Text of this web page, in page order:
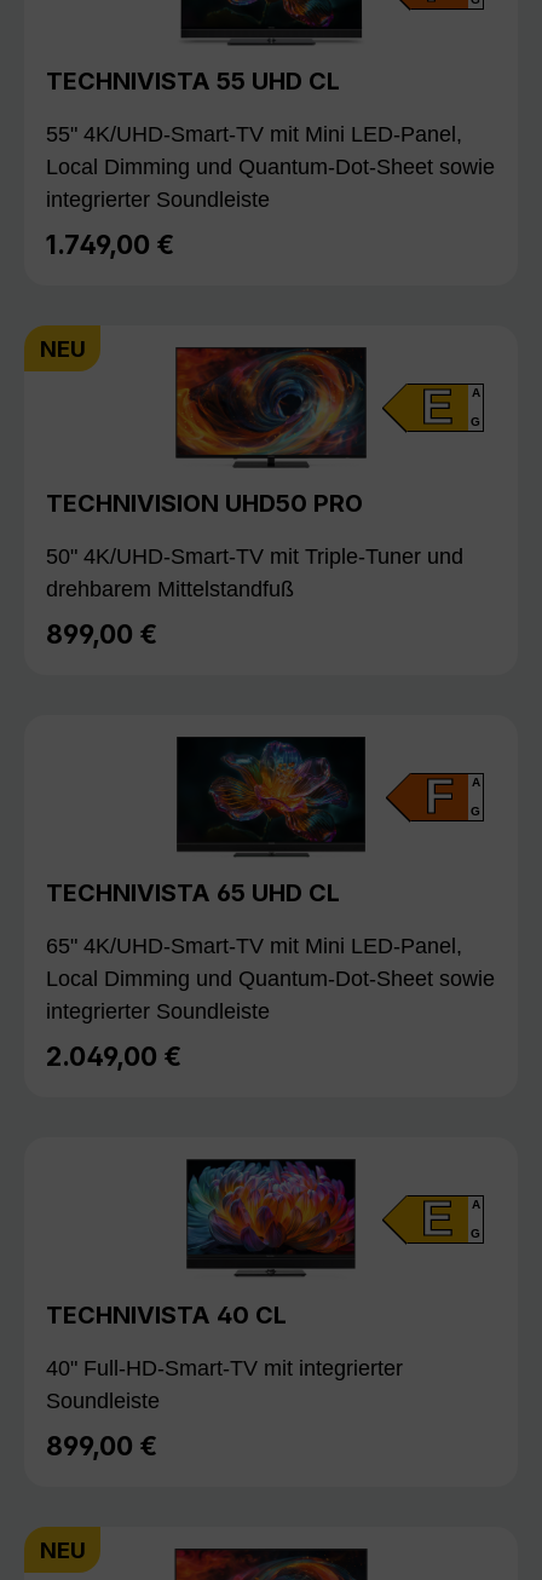
TECHNIVISTA 55 UHD CL
55" 4K/UHD-Smart-TV mit Mini LED-Panel,
Local Dimming und Quantum-Dot-Sheet sowie
integrierter Soundleiste
Regulärer Preis:
1.749,00 €
NEU
E A
G
TECHNIVISION UHD50 PRO
50" 4K/UHD-Smart-TV mit Triple-Tuner und
drehbarem Mittelstandfuß
Regulärer Preis:
899,00 €
F A
G
TECHNIVISTA 65 UHD CL
65" 4K/UHD-Smart-TV mit Mini LED-Panel,
Local Dimming und Quantum-Dot-Sheet sowie
integrierter Soundleiste
Regulärer Preis:
2.049,00 €
E A
G
TECHNIVISTA 40 CL
40" Full-HD-Smart-TV mit integrierter
Soundleiste
Regulärer Preis:
899,00 €
NEU